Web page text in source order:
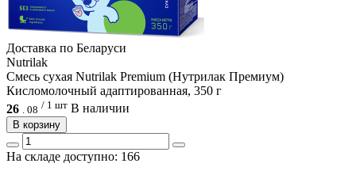
Доcтавка по Беларуси
Nutrilak
Смесь сухая Nutrilak Premium (Нутрилак Премиум)
Кисломолочный адаптированная, 350 г
26
08 / 1 шт В наличии
В корзину
На складе доступно: 166